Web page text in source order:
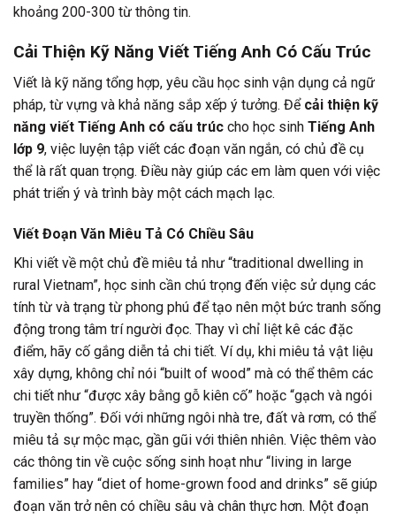
khoảng 200-300 từ thông tin.
Cải Thiện Kỹ Năng Viết Tiếng Anh Có Cấu Trúc
Viết là kỹ năng tổng hợp, yêu cầu học sinh vận dụng cả ngữ
pháp, từ vựng và khả năng sắp xếp ý tưởng. Để cải thiện kỹ
năng viết Tiếng Anh có cấu trúc cho học sinh Tiếng Anh
lớp 9, việc luyện tập viết các đoạn văn ngắn, có chủ đề cụ
thể là rất quan trọng. Điều này giúp các em làm quen với việc
phát triển ý và trình bày một cách mạch lạc.
Viết Đoạn Văn Miêu Tả Có Chiều Sâu
Khi viết về một chủ đề miêu tả như “traditional dwelling in
rural Vietnam”, học sinh cần chú trọng đến việc sử dụng các
tính từ và trạng từ phong phú để tạo nên một bức tranh sống
động trong tâm trí người đọc. Thay vì chỉ liệt kê các đặc
điểm, hãy cố gắng diễn tả chi tiết. Ví dụ, khi miêu tả vật liệu
xây dựng, không chỉ nói “built of wood” mà có thể thêm các
chi tiết như “được xây bằng gỗ kiên cố” hoặc “gạch và ngói
truyền thống”. Đối với những ngôi nhà tre, đất và rơm, có thể
miêu tả sự mộc mạc, gần gũi với thiên nhiên. Việc thêm vào
các thông tin về cuộc sống sinh hoạt như “living in large
families” hay “diet of home-grown food and drinks” sẽ giúp
đoạn văn trở nên có chiều sâu và chân thực hơn. Một đoạn